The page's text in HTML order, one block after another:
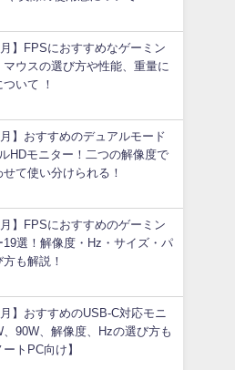
月】FPSにおすすめなゲーミン
マウスの選び方や性能、重量に
いて ！
月】おすすめのデュアルモード
HDモニター！二つの解像度で
て使い分けられる！
月】FPSにおすすめのゲーミン
19選！解像度・Hz・サイズ・パ
も解説！
月】おすすめのUSB-C対応モニ
、90W、解像度、Hzの選び方も
トPC向け】